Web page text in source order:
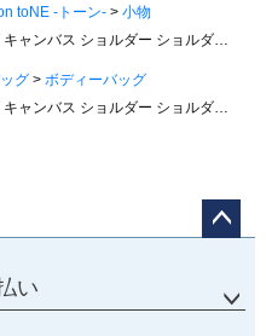
toNE -トーン-
小物
ー ショルダーバッグ ボディバッグ トリコ 配色
グ
ボディーバッグ
ー ショルダーバッグ ボディバッグ トリコ 配色
い